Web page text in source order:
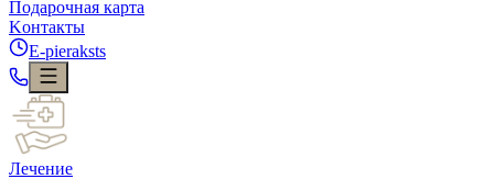
Подарочная карта
Kонтакты
E-pieraksts
Лечение